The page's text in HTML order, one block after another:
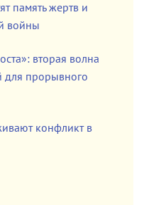
память жертв и
войны
вторая волна
для прорывного
конфликт в